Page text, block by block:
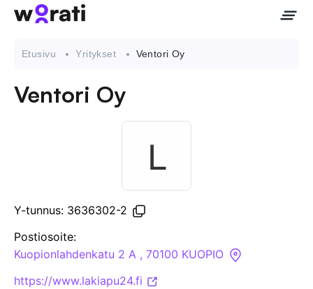
API
Etusivu Yritykset Ventori Oy
Ventori Oy
Y-tunnus: 3636302-2
Postiosoite:
Kuopionlahdenkatu 2 A , 70100 KUOPIO
https://www.lakiapu24.fi